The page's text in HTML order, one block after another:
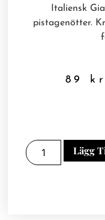
Italiensk
pistagenötter.
89 kr
Lägg